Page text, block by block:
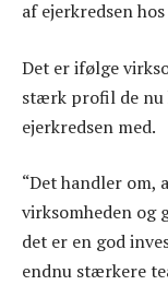
af ejerkredsen
Det er ifølge
stærk profil de nu
ejerkredsen med.
“Det handler om,
virksomheden og
det er en god
endnu stærkere